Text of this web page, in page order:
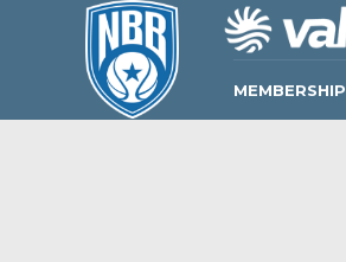
MEMBERSHIP